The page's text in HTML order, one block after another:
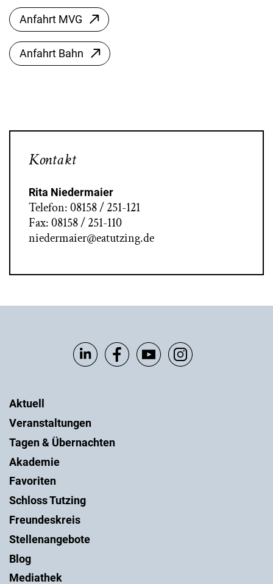
Anfahrt MVG
Anfahrt Bahn
Kontakt
Rita Niedermaier
Telefon: 08158 / 251-121
Fax: 08158 / 251-110
niedermaier@eatutzing.de
Aktuell
Veranstaltungen
Tagen & Übernachten
Akademie
Favoriten
Schloss Tutzing
Freundeskreis
Stellenangebote
Blog
Mediathek